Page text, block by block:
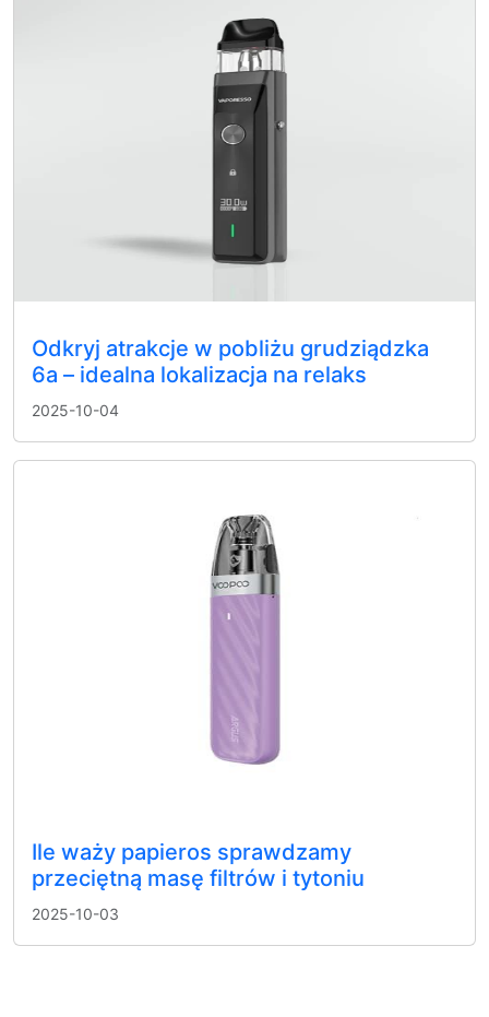
Odkryj atrakcje w pobliżu grudziądzka
6a – idealna lokalizacja na relaks
2025-10-04
Ile waży papieros sprawdzamy
przeciętną masę filtrów i tytoniu
2025-10-03